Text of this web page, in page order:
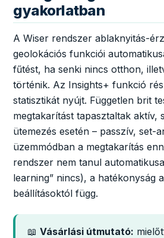
gyakorlatban
A Wiser rendszer ablaknyitás-
geolokációs funkciói
fűtést, ha senki nincs otthon,
történik. Az Insights+ funkció
statisztikát nyújt. Független brit
megtakarítást tapasztaltak aktív,
ütemezés esetén – passzív, set-
üzemmódban a megtakarítás
rendszer nem tanul
learning” nincs), a hatékonyság
beállításoktól függ.
📖 Vásárlási útmutató: